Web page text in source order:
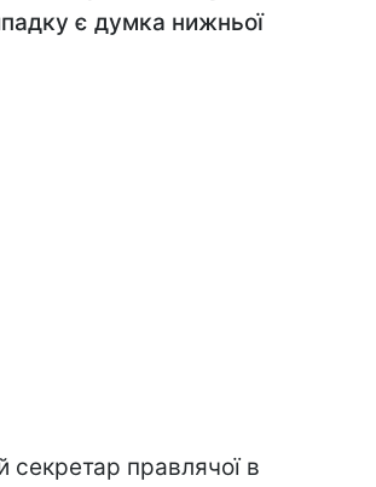
є думка нижньої
секретар правлячої в